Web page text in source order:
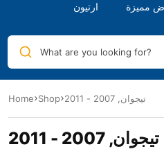
ارتيون مميزة
What are you looking for?
Home Shop تيجوان, 2007 - 2011
تيجوان, 2007 - 2011